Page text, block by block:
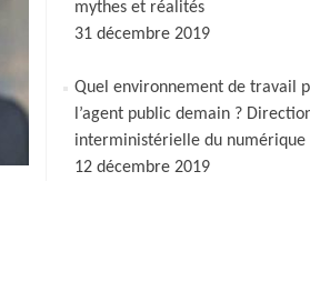
mythes et réalités
31 décembre 2019
Quel environnement de travail
l’agent public demain ?
interministérielle du numérique
12 décembre 2019